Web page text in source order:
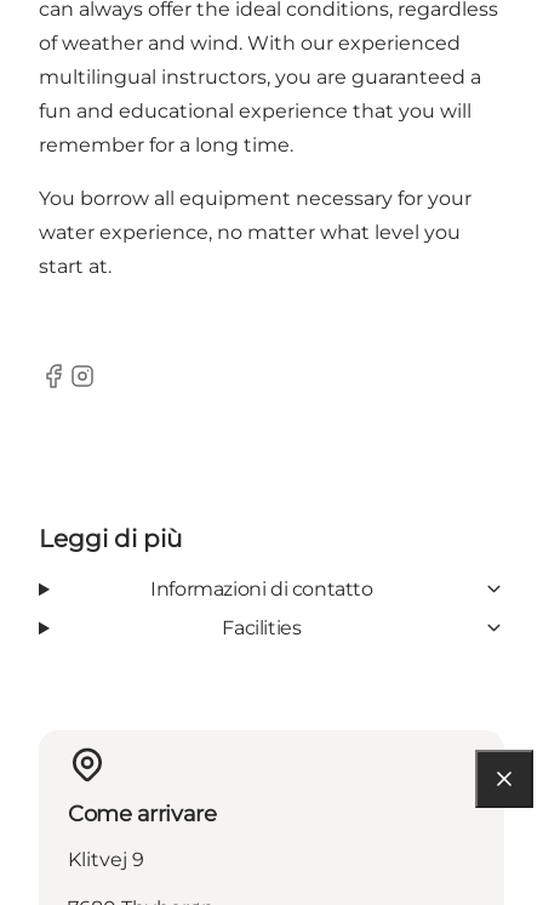
can always offer the ideal conditions, regardless
of weather and wind. With our experienced
multilingual instructors, you are guaranteed a
fun and educational experience that you will
remember for a long time.
You borrow all equipment necessary for your
water experience, no matter what level you
start at.
Facebook
Instagram
Leggi di più
Informazioni di contatto
Facilities
Come arrivare
Klitvej 9